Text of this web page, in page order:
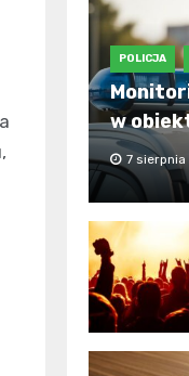
POLICJA
w
7 sierpnia